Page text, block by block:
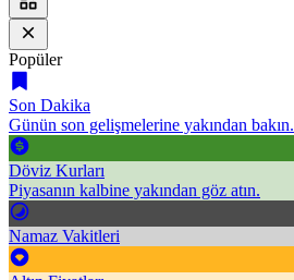
Popüler
Son Dakika
Günün son gelişmelerine yakından bakın.
Döviz Kurları
Piyasanın kalbine yakından göz atın.
Namaz Vakitleri